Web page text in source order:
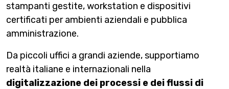
stampanti gestite, workstation e dispositivi
certificati per ambienti aziendali e pubblica
amministrazione.
Da piccoli uffici a grandi aziende, supportiamo
realtà italiane e internazionali nella
digitalizzazione dei processi e dei flussi di